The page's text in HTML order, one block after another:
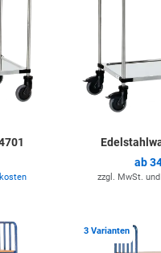
ab
zzgl. MwSt. und
Zur Merkliste
3 Varianten